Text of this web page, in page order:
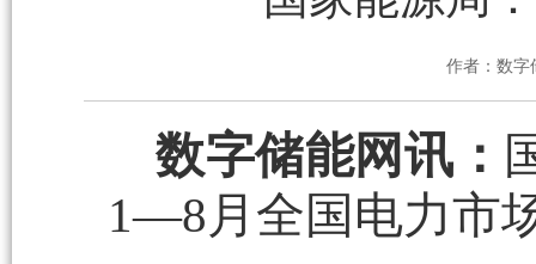
作者：数字
数字储能网讯：
1—8月全国电力市